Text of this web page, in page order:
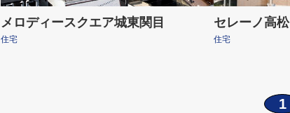
メロディースクエア城東関目
住宅
セレーノ高松
住宅
1